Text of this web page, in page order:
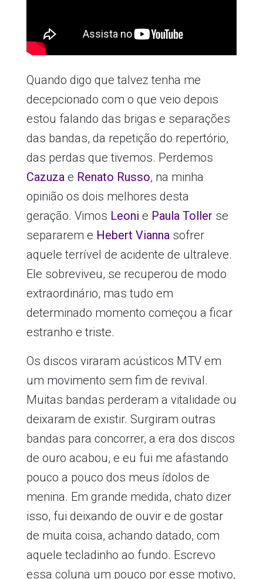
Quando digo que talvez tenha me
decepcionado com o que veio depois
estou falando das brigas e separações
das bandas, da repetição do repertório,
das perdas que tivemos. Perdemos
Cazuzae Renato Russo, na minha
opinião os dois melhores desta
geração. Vimos Leoni e Paula Toller se
separarem e Hebert Viannasofrer
aquele terrível de acidente de ultraleve.
Ele sobreviveu, se recuperou de modo
extraordinário, mas tudo em
determinado momento começou a ficar
estranho e triste.
Os discos viraram acústicos MTV em
um movimento sem fim de revival.
Muitas bandas perderam a vitalidade ou
deixaram de existir. Surgiram outras
bandas para concorrer, a era dos discos
de ouro acabou, e eu fui me afastando
pouco a pouco dos meus ídolos de
menina. Em grande medida, chato dizer
isso, fui deixando de ouvir e de gostar
de muita coisa, achando datado, com
aquele tecladinho ao fundo. Escrevo
essa coluna um pouco por esse motivo,